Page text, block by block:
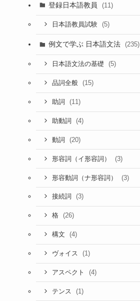
登録日本語教員 (11)
日本語教員試験 (5)
例文で学ぶ 日本語文法 (235)
日本語文法の基礎 (5)
品詞全般 (15)
助詞 (11)
助動詞 (4)
動詞 (20)
形容詞（イ形容詞） (3)
形容動詞（ナ形容詞） (3)
接続詞 (3)
格 (26)
構文 (4)
ヴォイス (1)
アスペクト (4)
テンス (1)